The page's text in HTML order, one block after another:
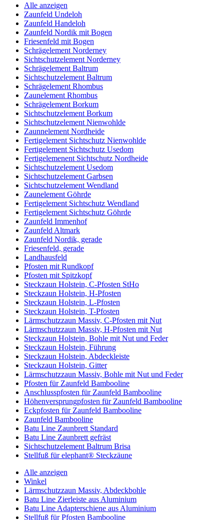
Alle anzeigen
Zaunfeld Undeloh
Zaunfeld Handeloh
Zaunfeld Nordik mit Bogen
Friesenfeld mit Bogen
Schrägelement Norderney
Sichtschutzelement Norderney
Schrägelement Baltrum
Sichtschutzelement Baltrum
Schrägelement Rhombus
Zaunelement Rhombus
Schrägelement Borkum
Sichtschutzelement Borkum
Sichtschutzelement Nienwohlde
Zaunnelement Nordheide
Fertigelement Sichtschutz Nienwohlde
Fertigelement Sichtschutz Usedom
Fertigelemenent Sichtschutz Nordheide
Sichtschutzelement Usedom
Sichtschutzelement Garbsen
Sichtschutzelement Wendland
Zaunelement Göhrde
Fertigelement Sichtschutz Wendland
Fertigelement Sichtschutz Göhrde
Zaunfeld Immenhof
Zaunfeld Altmark
Zaunfeld Nordik, gerade
Friesenfeld, gerade
Landhausfeld
Pfosten mit Rundkopf
Pfosten mit Spitzkopf
Steckzaun Holstein, C-Pfosten StHo
Steckzaun Holstein, H-Pfosten
Steckzaun Holstein, L-Pfosten
Steckzaun Holstein, T-Pfosten
Lärmschutzzaun Massiv, C-Pfosten mit Nut
Lärmschutzzaun Massiv, H-Pfosten mit Nut
Steckzaun Holstein, Bohle mit Nut und Feder
Steckzaun Holstein, Führung
Steckzaun Holstein, Abdeckleiste
Steckzaun Holstein, Gitter
Lärmschutzzaun Massiv, Bohle mit Nut und Feder
Pfosten für Zaunfeld Bambooline
Anschlusspfosten für Zaunfeld Bambooline
Höhenversprungpfosten für Zaunfeld Bambooline
Eckpfosten für Zaunfeld Bambooline
Zaunfeld Bambooline
Batu Line Zaunbrett Standard
Batu Line Zaunbrett gefräst
Sichtschutzelement Baltrum Brisa
Stellfuß für elephant® Steckzäune
Alle anzeigen
Winkel
Lärmschutzzaun Massiv, Abdeckbohle
Batu Line Zierleiste aus Aluminium
Batu Line Adapterschiene aus Aluminium
Stellfuß für Pfosten Bambooline